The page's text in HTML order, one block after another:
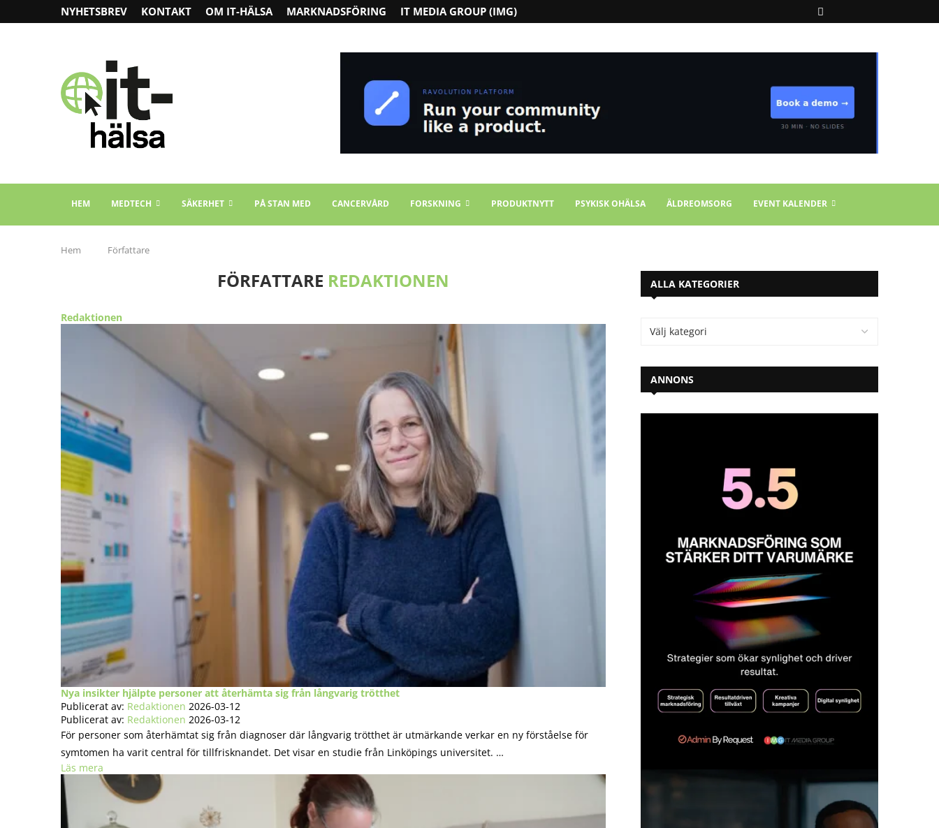
NYHETSBREV KONTAKT OM IT-HÄLSA MARKNADSFÖRING IT MEDIA GROUP (IMG)
HEM MEDTECH SÄKERHET PÅ STAN MED CANCERVÅRD FORSKNING PRODUKTNYTT PSYKISK OHÄLSA ÄLDREOMSORG EVENT KALENDER
Hem Författare
FÖRFATTARE REDAKTIONEN
Redaktionen
Nya insikter hjälpte personer att återhämta sig från långvarig trötthet
Publicerat av: Redaktionen 2026-03-12
Publicerat av: Redaktionen 2026-03-12
För personer som återhämtat sig från diagnoser där långvarig trötthet är utmärkande verkar en ny förståelse för
symtomen ha varit central för tillfrisknandet. Det visar en studie från Linköpings universitet. …
Läs mera
ALLA KATEGORIER
ANNONS